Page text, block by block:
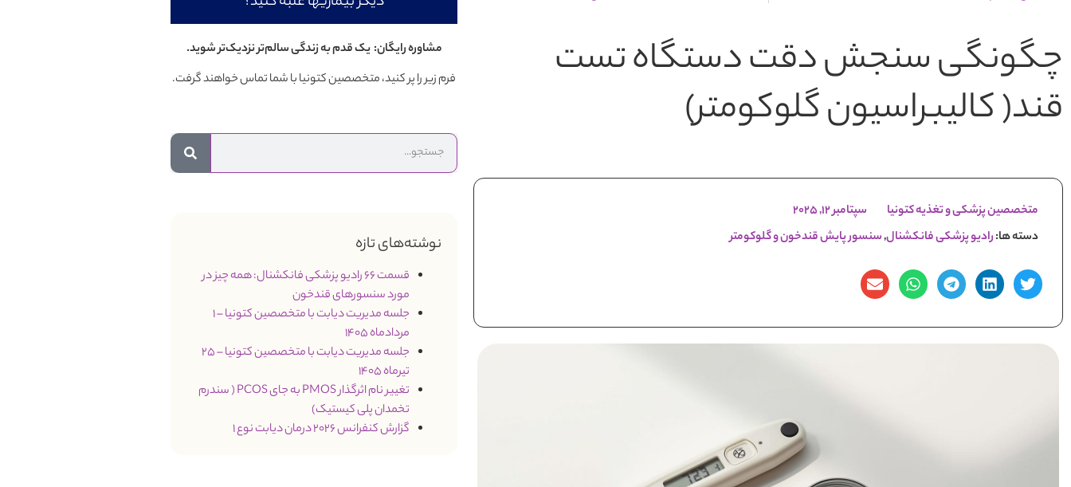
چگونگی سنجش دقت دستگاه تست
قند( کالیبراسیون گلوکومتر)
متخصصین پزشکی و تغذیه کتونیا
سپتامبر 12, 2025
دسته ها:رادیو پزشکی فانکشنال,سنسور پایش قندخون و گلوکومتر
مشاوره رایگان: یک قدم به زندگی سالم‌تر نزدیک‌تر شوید.
فرم زیر را پر کنید، متخصصین کتونیا با شما تماس خواهند گرفت.
نوشته‌های تازه
قسمت 66 رادیو پزشکی فانکشنال: همه چیز در
مورد سنسورهای قندخون
جلسه مدیریت دیابت با متخصصین کتونیا – 1
مردادماه 1405
جلسه مدیریت دیابت با متخصصین کتونیا – 25
تیرماه 1405
تغییر نام اثرگذار PMOS به جای PCOS ( سندرم
تخمدان پلی کیستیک)
گزارش کنفرانس 2026 درمان دیابت نوع 1